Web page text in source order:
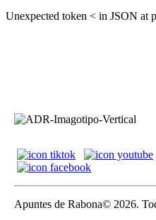
Unexpected token < in JSON at
Apuntes de Rabona© 2026.